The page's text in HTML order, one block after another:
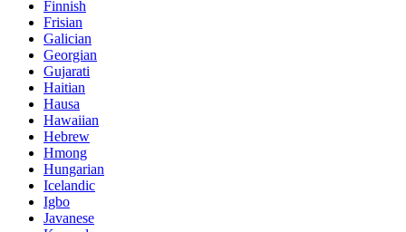
Finnish
Frisian
Galician
Georgian
Gujarati
Haitian
Hausa
Hawaiian
Hebrew
Hmong
Hungarian
Icelandic
Igbo
Javanese